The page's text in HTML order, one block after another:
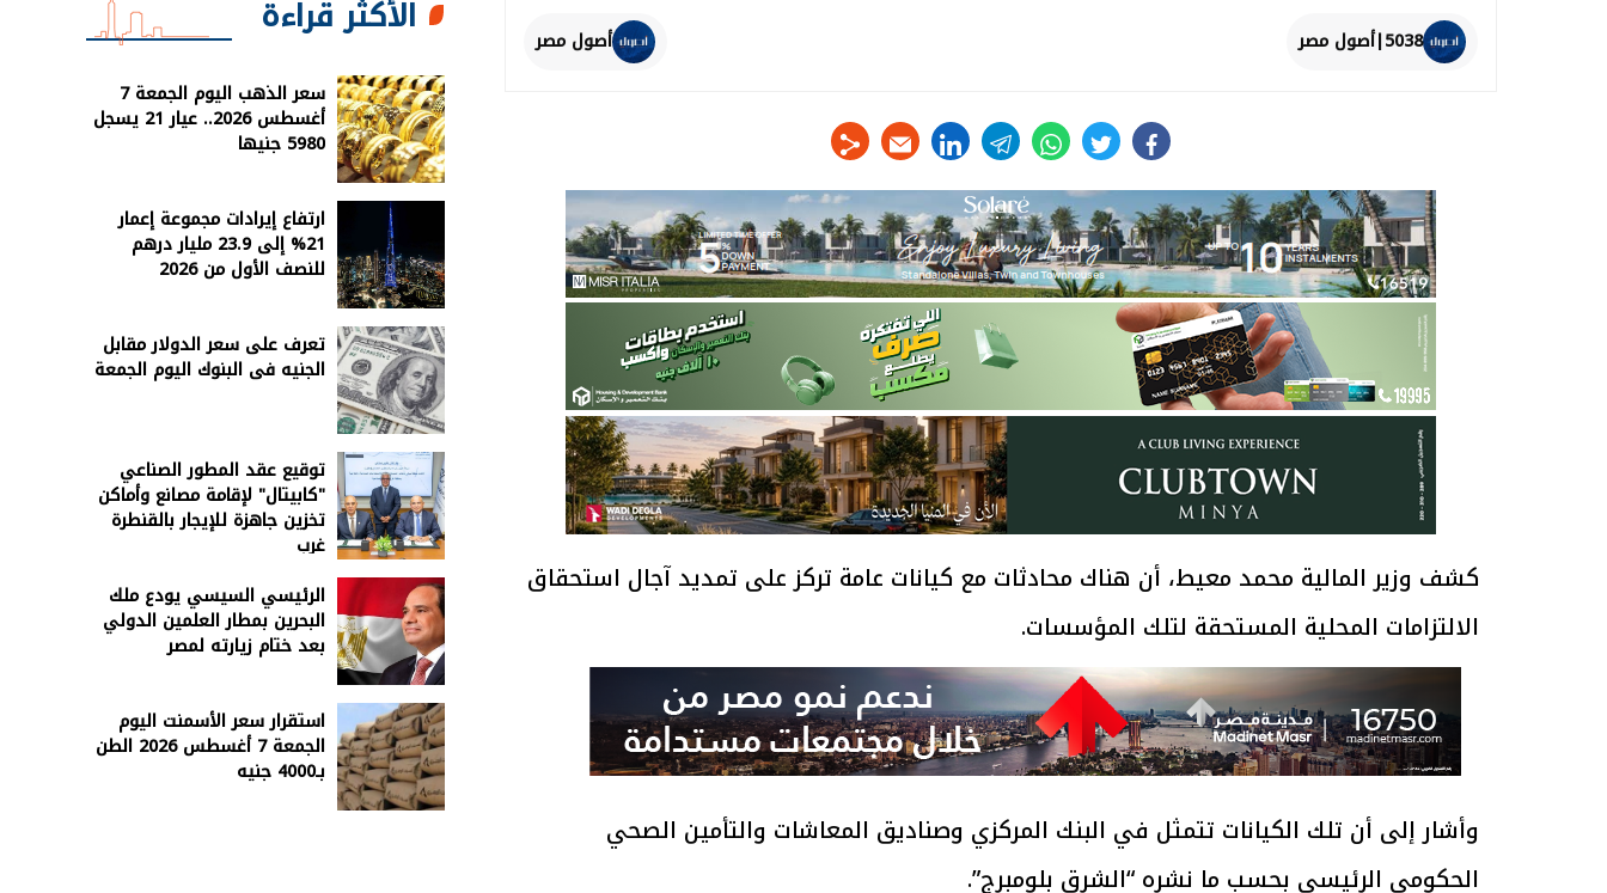
5038|أصول مصر أصول مصر
facebook
twitter
whats
telegram
linkedin
كشف وزير المالية محمد معيط، أن هناك محادثات مع كيانات عامة تركز على تمديد آجال استحقاق
الالتزامات المحلية المستحقة لتلك المؤسسات.
وأشار إلى أن تلك الكيانات تتمثل في البنك المركزي وصناديق المعاشات والتأمين الصحي
الحكومي الرئيسي بحسب ما نشره “الشرق بلومبرج”.
الأكثر قراءة
سعر الذهب اليوم الجمعة 7
أغسطس 2026.. عيار 21 يسجل
5980 جنيها
ارتفاع إيرادات مجموعة إعمار
21% إلى 23.9 مليار درهم
للنصف الأول من 2026
تعرف على سعر الدولار مقابل
الجنيه فى البنوك اليوم الجمعة
توقيع عقد المطور الصناعي
"كابيتال" لإقامة مصانع وأماكن
تخزين جاهزة للإيجار بالقنطرة
غرب
الرئيسي السيسي يودع ملك
البحرين بمطار العلمين الدولي
بعد ختام زيارته لمصر
استقرار سعر الأسمنت اليوم
الجمعة 7 أغسطس 2026 الطن
بـ4000 جنيه